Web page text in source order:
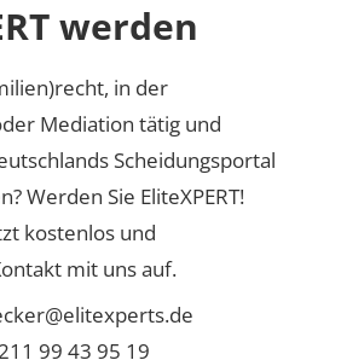
werden
in der
Mediation tätig und
Scheidungsportal
Werden Sie EliteXPERT!
kostenlos und
mit uns auf.
99 43 95 19